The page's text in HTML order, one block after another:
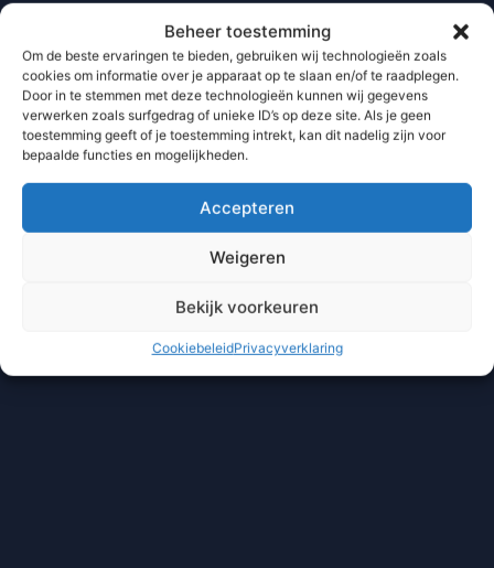
Beheer toestemming
Om de beste ervaringen te bieden, gebruiken wij technologieën zoals
cookies om informatie over je apparaat op te slaan en/of te raadplegen.
Door in te stemmen met deze technologieën kunnen wij gegevens
verwerken zoals surfgedrag of unieke ID’s op deze site. Als je geen
toestemming geeft of je toestemming intrekt, kan dit nadelig zijn voor
bepaalde functies en mogelijkheden.
Accepteren
Weigeren
Bekijk voorkeuren
CookiebeleidPrivacyverklaring